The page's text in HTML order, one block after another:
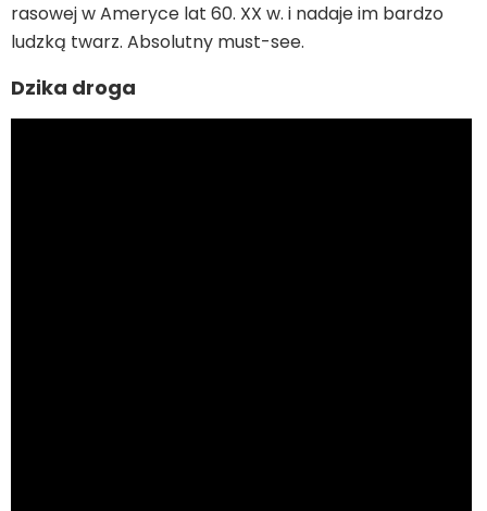
rasowej w Ameryce lat 60. XX w. i nadaje im bardzo
ludzką twarz. Absolutny must-see.
Dzika droga